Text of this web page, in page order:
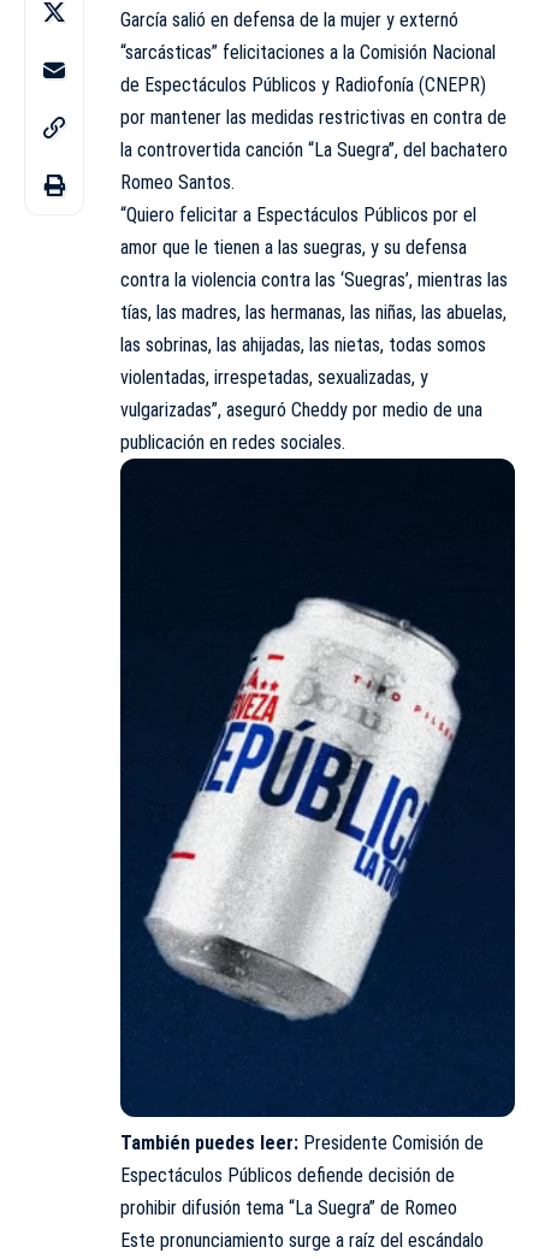
García salió en defensa de la mujer y externó
“sarcásticas” felicitaciones a la Comisión Nacional
de Espectáculos Públicos y Radiofonía (CNEPR)
por mantener las medidas restrictivas en contra de
la controvertida canción “La Suegra”, del bachatero
Romeo Santos.
“Quiero felicitar a Espectáculos Públicos por el
amor que le tienen a las suegras, y su defensa
contra la violencia contra las ‘Suegras’, mientras las
tías, las madres, las hermanas, las niñas, las abuelas,
las sobrinas, las ahijadas, las nietas, todas somos
violentadas, irrespetadas, sexualizadas, y
vulgarizadas”, aseguró Cheddy por medio de una
publicación en redes sociales.
También puedes leer: Presidente Comisión de
Espectáculos Públicos defiende decisión de
prohibir difusión tema “La Suegra” de Romeo
Este pronunciamiento surge a raíz del escándalo